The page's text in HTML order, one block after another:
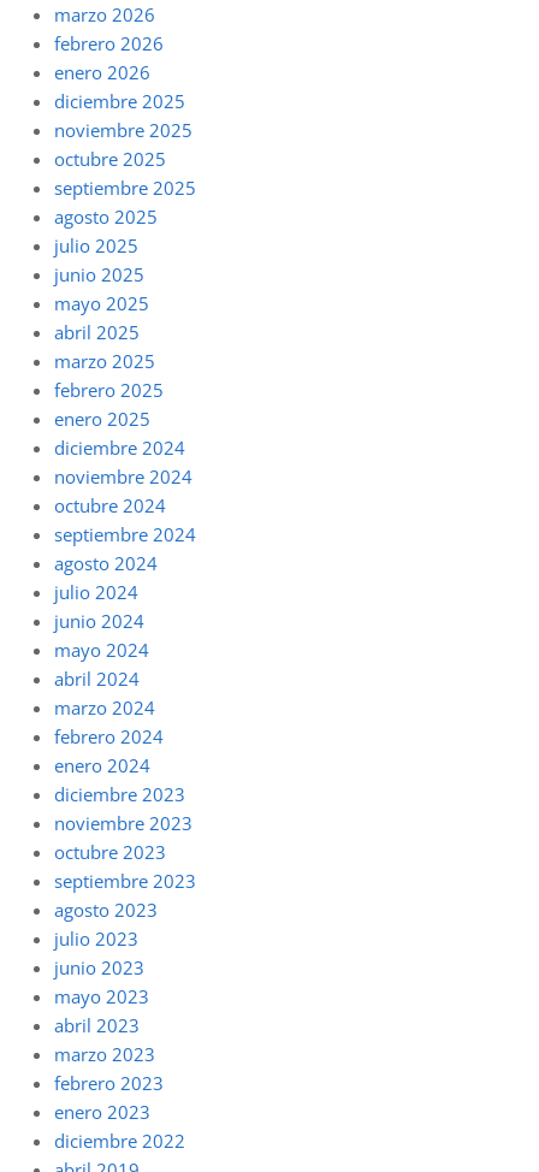
marzo 2026
febrero 2026
enero 2026
diciembre 2025
noviembre 2025
octubre 2025
septiembre 2025
agosto 2025
julio 2025
junio 2025
mayo 2025
abril 2025
marzo 2025
febrero 2025
enero 2025
diciembre 2024
noviembre 2024
octubre 2024
septiembre 2024
agosto 2024
julio 2024
junio 2024
mayo 2024
abril 2024
marzo 2024
febrero 2024
enero 2024
diciembre 2023
noviembre 2023
octubre 2023
septiembre 2023
agosto 2023
julio 2023
junio 2023
mayo 2023
abril 2023
marzo 2023
febrero 2023
enero 2023
diciembre 2022